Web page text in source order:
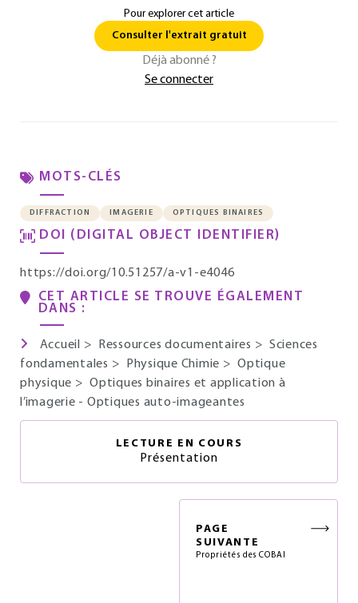
Pour explorer cet article
Consulter l'extrait gratuit
Déjà abonné ?
Se connecter
MOTS-CLÉS
DIFFRACTION IMAGERIE OPTIQUES BINAIRES
DOI (DIGITAL OBJECT IDENTIFIER)
https://doi.org/10.51257/a-v1-e4046
CET ARTICLE SE TROUVE ÉGALEMENT
DANS :
Accueil > Ressources documentaires > Sciences
fondamentales > Physique Chimie > Optique
physique > Optiques binaires et application à
l’imagerie - Optiques auto-imageantes
LECTURE EN COURS
Présentation
PAGE
SUIVANTE
Propriétés des COBAI